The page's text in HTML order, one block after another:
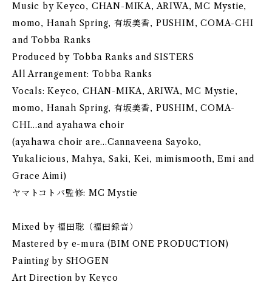
Music by Keyco, CHAN-MIKA, ARIWA, MC Mystie,
momo, Hanah Spring, 有坂美香, PUSHIM, COMA-CHI
and Tobba Ranks
Produced by Tobba Ranks and SISTERS
All Arrangement: Tobba Ranks
Vocals: Keyco, CHAN-MIKA, ARIWA, MC Mystie,
momo, Hanah Spring, 有坂美香, PUSHIM, COMA-
CHI...and ayahawa choir
(ayahawa choir are...Cannaveena Sayoko,
Yukalicious, Mahya, Saki, Kei, mimismooth, Emi and
Grace Aimi)
ヤマトコトバ監修: MC Mystie
Mixed by 福田聡（福田録音）
Mastered by e-mura (BIM ONE PRODUCTION)
Painting by SHOGEN
Art Direction by Keyco